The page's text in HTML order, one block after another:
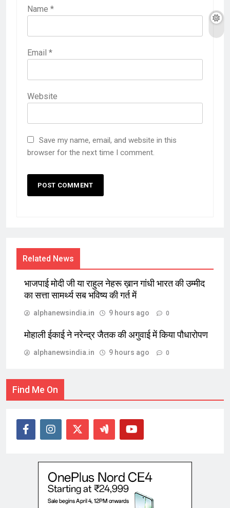
Name *
Email *
Website
Save my name, email, and website in this
browser for the next time I comment.
Related News
भाजपाई मोदी जी या राहुल नेहरू ख़ान गांधी भारत की उम्मीद
का सत्ता सामर्थ्य सब भविष्य की गर्त में
alphanewsindia.in 9 hours ago 0
मोहाली ईकाई ने नरेन्द्र जैतक की अगुवाई में किया पौधारोपण
alphanewsindia.in 9 hours ago 0
Find Me On